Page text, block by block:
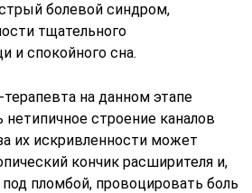
болевой синдром,
тщательного
и спокойного сна.
на данном этапе
строение каналов
их искривленности может
кончик расширителя и,
пломбой, провоцировать боль